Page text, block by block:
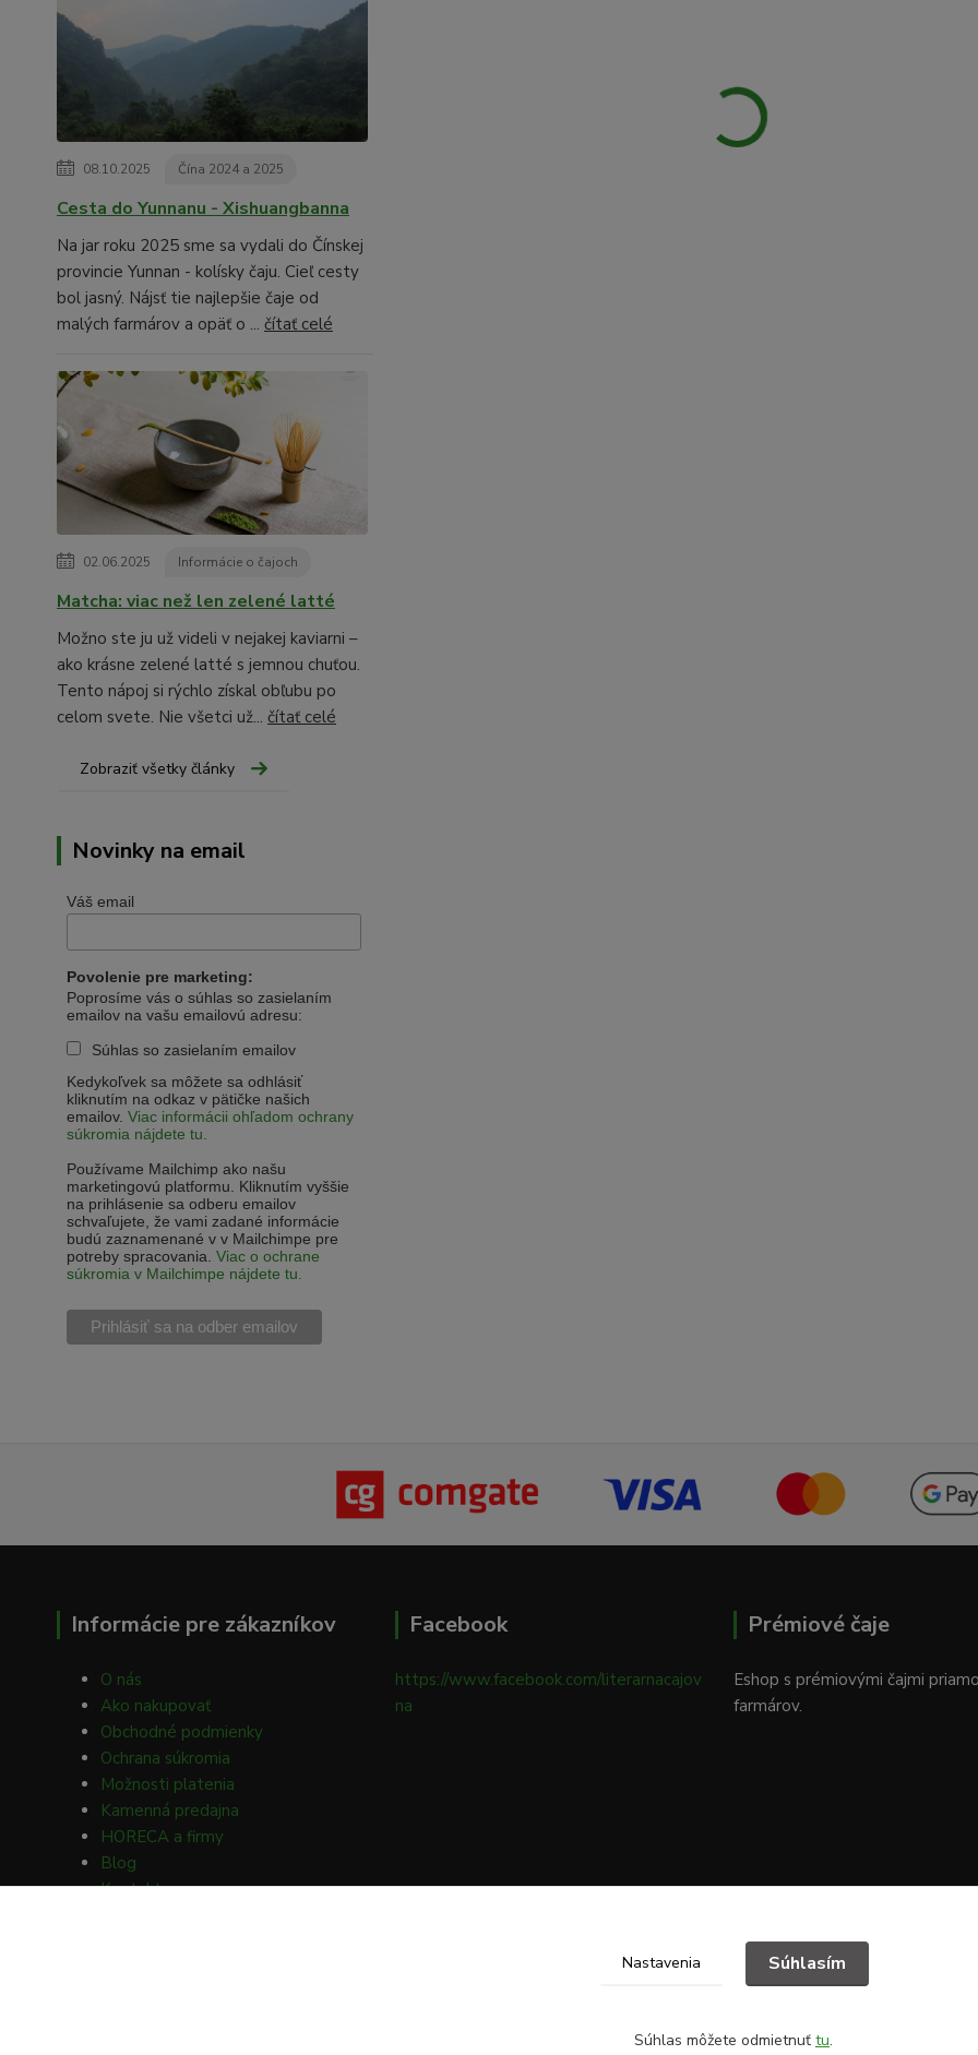
08.10.2025 Čína 2024 a 2025
Cesta do Yunnanu - Xishuangbanna
Na jar roku 2025 sme sa vydali do Čínskej
provincie Yunnan - kolísky čaju. Cieľ cesty
bol jasný. Nájsť tie najlepšie čaje od
malých farmárov a opäť o ... čítať celé
02.06.2025 Informácie o čajoch
Matcha: viac než len zelené latté
Možno ste ju už videli v nejakej kaviarni –
ako krásne zelené latté s jemnou chuťou.
Tento nápoj si rýchlo získal obľubu po
celom svete. Nie všetci už... čítať celé
Zobraziť všetky články
Novinky na email
Váš email
Povolenie pre marketing:
Poprosíme vás o súhlas so zasielaním
emailov na vašu emailovú adresu:
Súhlas so zasielaním emailov
Kedykoľvek sa môžete sa odhlásiť
kliknutím na odkaz v pätičke našich
emailov. Viac informácii ohľadom ochrany
súkromia nájdete tu.
Používame Mailchimp ako našu
marketingovú platformu. Kliknutím vyššie
na prihlásenie sa odberu emailov
schvaľujete, že vami zadané informácie
budú zaznamenané v v Mailchimpe pre
potreby spracovania. Viac o ochrane
súkromia v Mailchimpe nájdete tu.
Informácie pre zákazníkov
O nás
Ako nakupovať
Obchodné podmienky
Ochrana súkromia
Možnosti platenia
Kamenná predajna
HORECA a firmy
Blog
Kontakty
Facebook
https://www.facebook.com/literarnacajov
na
Prémiové čaje
Eshop s prémiovými čajmi
farmárov.
Nastavenia Súhlasím
Súhlas môžete odmietnuť tu.